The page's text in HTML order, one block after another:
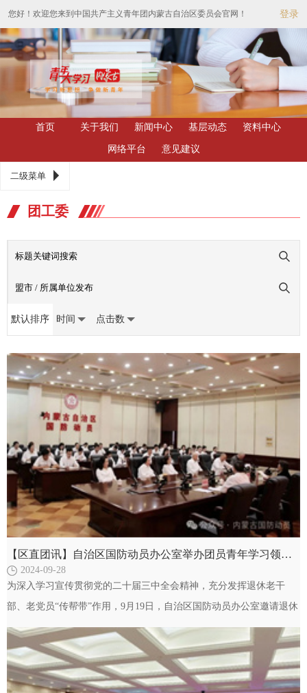
您好！欢迎您来到中国共产主义青年团内蒙古自治区委员会官网！ 登录
首页 关于我们 新闻中心 基层动态 资料中心
网络平台 意见建议
二级菜单
团工委
默认排序 时间 点击数
【区直团讯】自治区国防动员办公室举办团员青年学习领会党的二十届三中全会精神交流座谈会
2024-09-28
为深入学习宣传贯彻党的二十届三中全会精神，充分发挥退休老干
部、老党员“传帮带”作用，9月19日，自治区国防动员办公室邀请退休
党员为全办青年干部讲述人防系统改革发展历程，弘…